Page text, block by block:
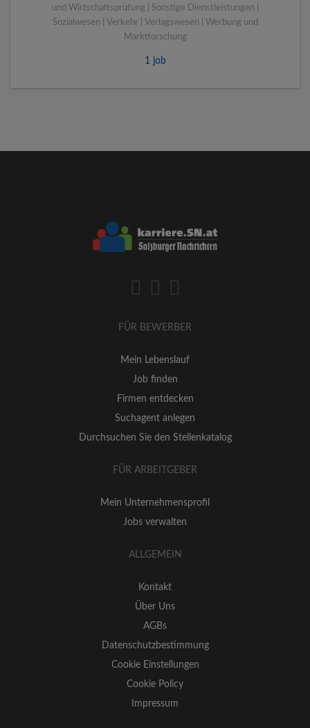
und Wirtschaftsprüfung | Sonstige Dienstleistungen |
Sozialwesen | Verkehr | Verlagswesen | Werbung und
Marktforschung
1 job
FÜR BEWERBER
Mein Lebenslauf
Job finden
Firmen entdecken
Suchagent anlegen
Durchsuchen Sie den Stellenkatalog
FÜR ARBEITGEBER
Mein Unternehmensprofil
Jobs verwalten
ALLGEMEIN
Kontakt
Über Uns
AGBs
Datenschutzbestimmung
Cookie Einstellungen
Cookie Policy
Impressum